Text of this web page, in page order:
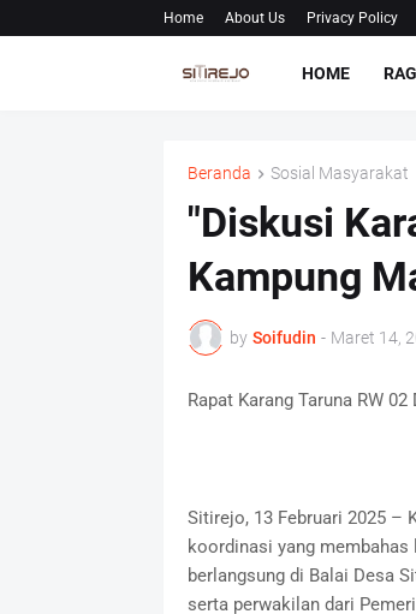
Home About Us Privacy Policy
HOME
Beranda Sosial Masyarakat
"Diskusi
Kampung
by Soifudin - Maret 14,
Rapat Karang Taruna RW
Sitirejo, 13 Februari 2025 –
koordinasi yang
berlangsung di Balai Desa
serta perwakilan dari